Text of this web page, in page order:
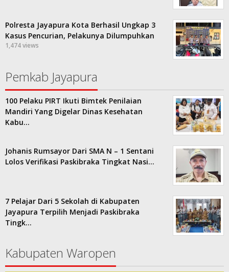
Polresta Jayapura Kota Berhasil Ungkap 3
Kasus Pencurian, Pelakunya Dilumpuhkan
1,474 views
Pemkab Jayapura
100 Pelaku PIRT Ikuti Bimtek Penilaian
Mandiri Yang Digelar Dinas Kesehatan
Kabu…
Johanis Rumsayor Dari SMA N – 1 Sentani
Lolos Verifikasi Paskibraka Tingkat Nasi…
7 Pelajar Dari 5 Sekolah di Kabupaten
Jayapura Terpilih Menjadi Paskibraka
Tingk…
Kabupaten Waropen